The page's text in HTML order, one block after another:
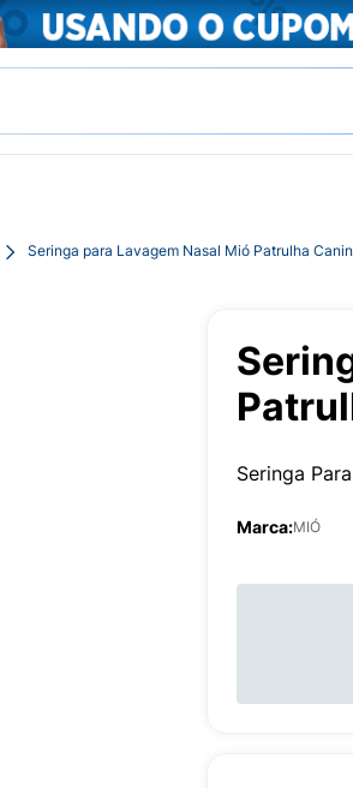
Seringa para Lavagem Nasal Mió Patrulha
Seringa
Marca:MIÓ